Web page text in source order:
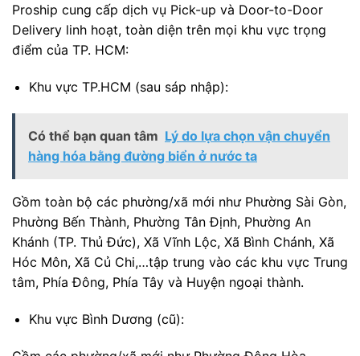
Proship cung cấp dịch vụ Pick-up và Door-to-Door
Delivery linh hoạt, toàn diện trên mọi khu vực trọng
điểm của TP. HCM:
Khu vực TP.HCM (sau sáp nhập):
Có thể bạn quan tâm Lý do lựa chọn vận chuyển
hàng hóa bằng đường biển ở nước ta
Gồm toàn bộ các phường/xã mới như Phường Sài Gòn,
Phường Bến Thành, Phường Tân Định, Phường An
Khánh (TP. Thủ Đức), Xã Vĩnh Lộc, Xã Bình Chánh, Xã
Hóc Môn, Xã Củ Chi,…tập trung vào các khu vực Trung
tâm, Phía Đông, Phía Tây và Huyện ngoại thành.
Khu vực Bình Dương (cũ):